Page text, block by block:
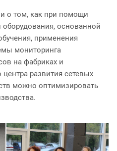
о том, как при помощи
оборудования, основанной
применения
мониторинга
на фабриках и
развития сетевых
можно оптимизировать